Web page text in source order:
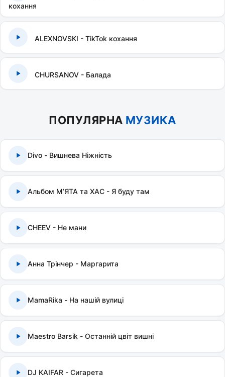
кохання
ALEXNOVSKI - TikTok кохання
CHURSANOV - Балада
ПОПУЛЯРНА МУЗИКА
Divo - Вишнева Ніжність
Альбом МʼЯТА та ХАС - Я буду там
CHEEV - Не мани
Анна Трінчер - Маргарита
MamaRika - На нашій вулиці
Maestro Barsik - Останній цвіт вишні
DJ KAIFAR - Сигарета